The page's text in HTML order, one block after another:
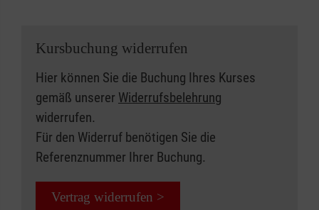
Kursbuchung widerrufen
Hier können Sie die Buchung Ihres Kurses
gemäß unserer Widerrufsbelehrung
widerrufen.
Für den Widerruf benötigen Sie die
Referenznummer Ihrer Buchung.
Vertrag widerrufen >